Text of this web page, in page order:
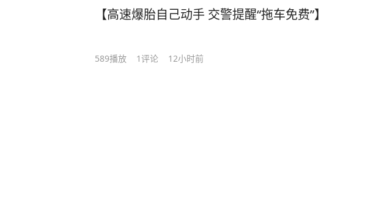
【高速爆胎自己动手 交警提醒“拖车免费”】
589播放 1评论 12小时前